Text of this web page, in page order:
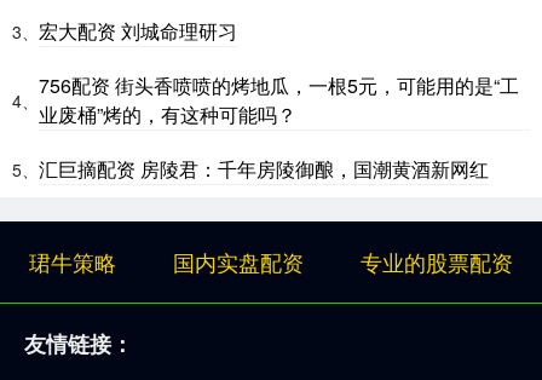
3、 宏大配资 刘城命理研习
4、
756配资 街头香喷喷的烤地瓜，一根5元，可能用的是“工
业废桶”烤的，有这种可能吗？
5、 汇巨摘配资 房陵君：千年房陵御酿，国潮黄酒新网红
珺牛策略 国内实盘配资 专业的股票配资
友情链接：